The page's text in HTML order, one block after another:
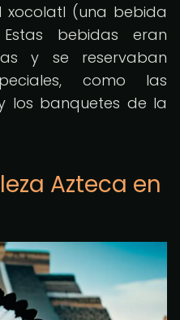
xocolatl (una bebida
bebidas eran
y se reservaban
como las
los banquetes de la
Azteca en